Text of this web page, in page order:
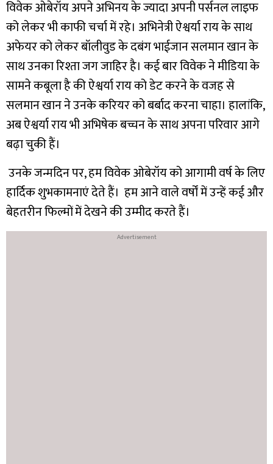
विवेक ओबेरॉय अपने अभिनय के ज्यादा अपनी पर्सनल लाइफ
को लेकर भी काफी चर्चा में रहे। अभिनेत्री ऐश्वर्या राय के साथ
अफेयर को लेकर बॉलीवुड के दबंग भाईजान सलमान खान के
साथ उनका रिश्ता जग जाहिर है। कई बार विवेक ने मीडिया के
सामने कबूला है की ऐश्वर्या राय को डेट करने के वजह से
सलमान खान ने उनके करियर को बर्बाद करना चाहा। हालांकि,
अब ऐश्वर्या राय भी अभिषेक बच्चन के साथ अपना परिवार आगे
बढ़ा चुकी हैं।
उनके जन्मदिन पर, हम विवेक ओबेरॉय को आगामी वर्ष के लिए
हार्दिक शुभकामनाएं देते हैं। हम आने वाले वर्षों में उन्हें कई और
बेहतरीन फिल्मों में देखने की उम्मीद करते हैं।